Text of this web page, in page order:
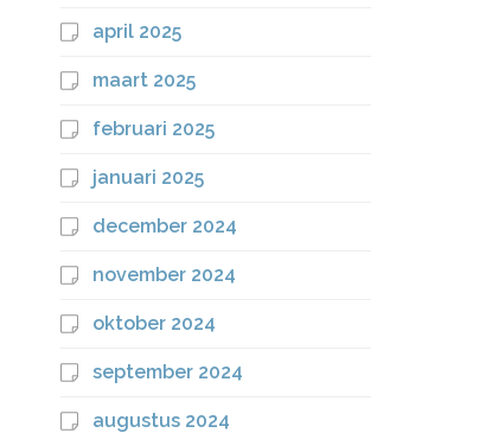
april 2025
maart 2025
februari 2025
januari 2025
december 2024
november 2024
oktober 2024
september 2024
augustus 2024